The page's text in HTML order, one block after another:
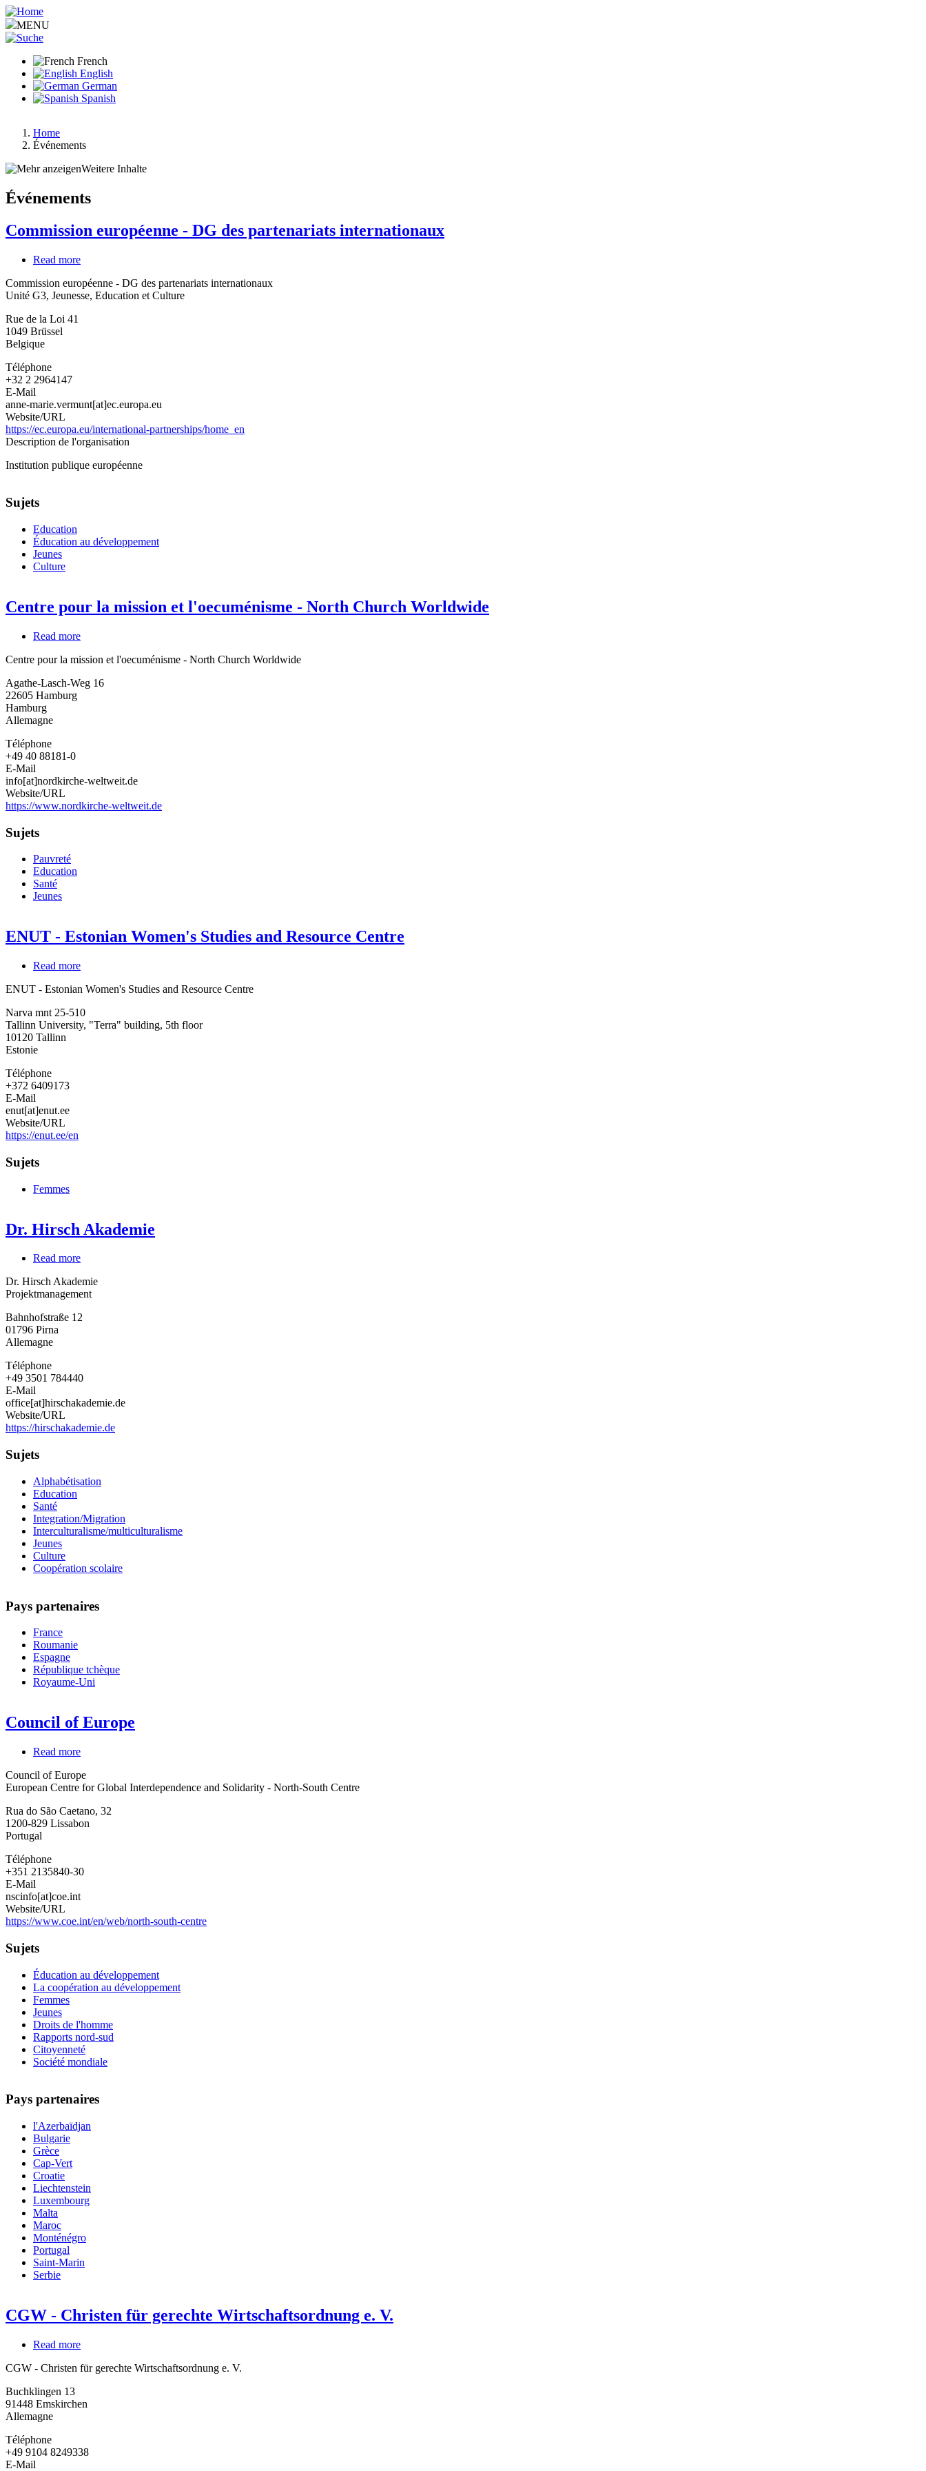
Aller
au
contenu
MENU
French
English
German
Spanish
Fil
d'Ariane
Home
Événements
Weitere Inhalte
Événements
Commission européenne - DG des partenariats internationaux
Read more
européenne
-
Commission européenne - DG des partenariats internationaux
Unité G3, Jeunesse, Education et Culture
Rue de la Loi 41
1049 Brüssel
Belgique
Téléphone
+32 2 2964147
E-Mail
anne-marie.vermunt[at]ec.europa.eu
Website/URL
https://ec.europa.eu/international-partnerships/home_en
Description de l'organisation
Institution publique européenne
Sujets
Education
Éducation au développement
Jeunes
Culture
Centre pour la mission et l'oecuménisme - North Church Worldwide
Read more
pour
mission
Centre pour la mission et l'oecuménisme - North Church Worldwide
Agathe-Lasch-Weg 16
22605 Hamburg
Hamburg
Allemagne
Téléphone
+49 40 88181-0
E-Mail
info[at]nordkirche-weltweit.de
Website/URL
https://www.nordkirche-weltweit.de
Sujets
Pauvreté
Education
Santé
Jeunes
ENUT - Estonian Women's Studies and Resource Centre
Read more
-
Women's
Studies
ENUT - Estonian Women's Studies and Resource Centre
Narva mnt 25-510
Tallinn University, "Terra" building, 5th floor
10120 Tallinn
Estonie
Téléphone
+372 6409173
E-Mail
enut[at]enut.ee
Website/URL
https://enut.ee/en
Sujets
Femmes
Dr. Hirsch Akademie
Read more
Hirsch
Akademie
Dr. Hirsch Akademie
Projektmanagement
Bahnhofstraße 12
01796 Pirna
Allemagne
Téléphone
+49 3501 784440
E-Mail
office[at]hirschakademie.de
Website/URL
https://hirschakademie.de
Sujets
Alphabétisation
Education
Santé
Integration/Migration
Interculturalisme/multiculturalisme
Jeunes
Culture
Coopération scolaire
Pays partenaires
France
Roumanie
Espagne
République tchèque
Royaume-Uni
Council of Europe
Read more
of
Europe
Council of Europe
European Centre for Global Interdependence and Solidarity - North-South Centre
Rua do São Caetano, 32
1200-829 Lissabon
Portugal
Téléphone
+351 2135840-30
E-Mail
nscinfo[at]coe.int
Website/URL
https://www.coe.int/en/web/north-south-centre
Sujets
Éducation au développement
La coopération au développement
Femmes
Jeunes
Droits de l'homme
Rapports nord-sud
Citoyenneté
Société mondiale
Pays partenaires
l'Azerbaïdjan
Bulgarie
Grèce
Cap-Vert
Croatie
Liechtenstein
Luxembourg
Malta
Maroc
Monténégro
Portugal
Saint-Marin
Serbie
CGW - Christen für gerechte Wirtschaftsordnung e. V.
Read more
-
gerechte
CGW - Christen für gerechte Wirtschaftsordnung e. V.
Buchklingen 13
91448 Emskirchen
Allemagne
Téléphone
+49 9104 8249338
E-Mail